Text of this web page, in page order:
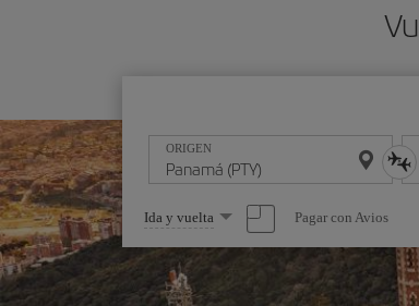
ORIGEN
Seleccione
una
opción
Ida y vuelta Pagar con Avios